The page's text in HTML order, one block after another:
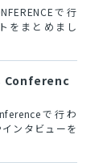
で行
をまとめまし
Conferenc
で行わ
ンタビューを